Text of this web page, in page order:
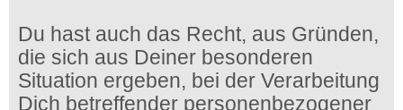
Du hast auch das Recht, aus Gründen,
die sich aus Deiner besonderen
Situation ergeben, bei der Verarbeitung
Dich betreffender personenbezogener